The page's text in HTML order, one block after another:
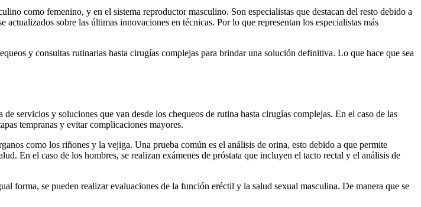
como femenino, y en el sistema reproductor masculino. Son especialistas que destacan del resto debido a
sobre las últimas innovaciones en técnicas. Por lo que representan los especialistas más
y consultas rutinarias hasta cirugías complejas para brindar una solución definitiva. Lo que hace que sea
de servicios y soluciones que van desde los chequeos de rutina hasta cirugías complejas. En el caso de las
tempranas y evitar complicaciones mayores.
como los riñones y la vejiga. Una prueba común es el análisis de orina, esto debido a que permite
En el caso de los hombres, se realizan exámenes de próstata que incluyen el tacto rectal y el análisis de
forma, se pueden realizar evaluaciones de la función eréctil y la salud sexual masculina. De manera que se